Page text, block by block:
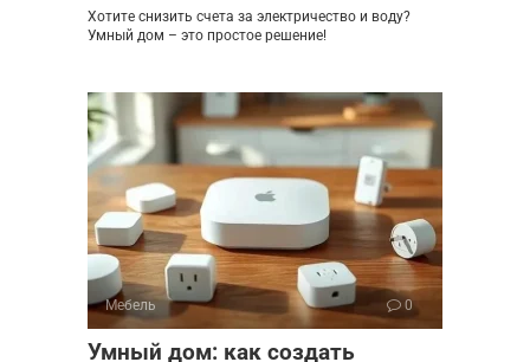
Хотите снизить счета за электричество и воду?
Умный дом – это простое решение!
Мебель 0
Умный дом: как создать